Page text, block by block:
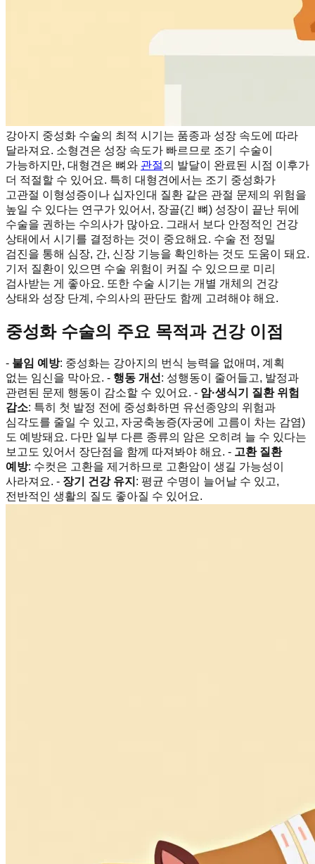
강아지 중성화 수술의 최적 시기는 품종과 성장 속도에 따라
달라져요. 소형견은 성장 속도가 빠르므로 조기 수술이
가능하지만, 대형견은 뼈와 관절의 발달이 완료된 시점 이후가
더 적절할 수 있어요. 특히 대형견에서는 조기 중성화가
고관절 이형성증이나 십자인대 질환 같은 관절 문제의 위험을
높일 수 있다는 연구가 있어서, 장골(긴 뼈) 성장이 끝난 뒤에
수술을 권하는 수의사가 많아요. 그래서 보다 안정적인 건강
상태에서 시기를 결정하는 것이 중요해요. 수술 전 정밀
검진을 통해 심장, 간, 신장 기능을 확인하는 것도 도움이 돼요.
기저 질환이 있으면 수술 위험이 커질 수 있으므로 미리
검사받는 게 좋아요. 또한 수술 시기는 개별 개체의 건강
상태와 성장 단계, 수의사의 판단도 함께 고려해야 해요.
중성화 수술의 주요 목적과 건강 이점
- 불임 예방: 중성화는 강아지의 번식 능력을 없애며, 계획
없는 임신을 막아요. - 행동 개선: 성행동이 줄어들고, 발정과
관련된 문제 행동이 감소할 수 있어요. - 암·생식기 질환 위험
감소: 특히 첫 발정 전에 중성화하면 유선종양의 위험과
심각도를 줄일 수 있고, 자궁축농증(자궁에 고름이 차는 감염)
도 예방돼요. 다만 일부 다른 종류의 암은 오히려 늘 수 있다는
보고도 있어서 장단점을 함께 따져봐야 해요. - 고환 질환
예방: 수컷은 고환을 제거하므로 고환암이 생길 가능성이
사라져요. - 장기 건강 유지 : 평균 수명이 늘어날 수 있고,
전반적인 생활의 질도 좋아질 수 있어요.